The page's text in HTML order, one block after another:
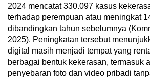
2024 mencatat 330.097 kasus
terhadap perempuan atau meningkat
dibandingkan tahun sebelumnya
2025). Peningkatan tersebut
digital masih menjadi tempat yang
berbagai bentuk kekerasan, termasuk
penyebaran foto dan video pribadi